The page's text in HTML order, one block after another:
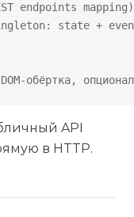
endpoints mapping)
state +
обёртка,
API
в HTTP.